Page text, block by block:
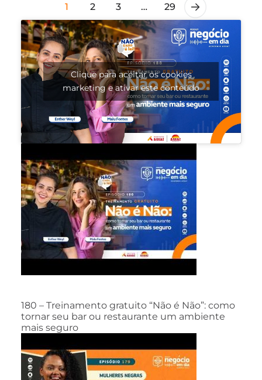
1 2 3 … 29
Clique para aceitar os cookies
marketing e ativar este conteúdo
180 – Treinamento gratuito “Não é Não”: como
tornar seu bar ou restaurante um ambiente
mais seguro